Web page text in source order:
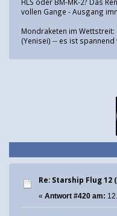
HLS oder BM-MK-2? Das
vollen Gange - Ausgang
Mondraketen im Wettstreit:
(Yenisei) -- es ist spannend
Re: Starship Flug 12
« Antwort #420 am: